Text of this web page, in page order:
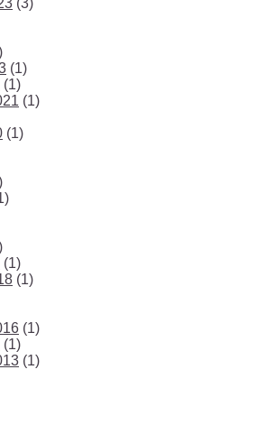
(3)
(1)
(1)
(1)
(1)
(1)
(1)
(1)
(1)
(1)